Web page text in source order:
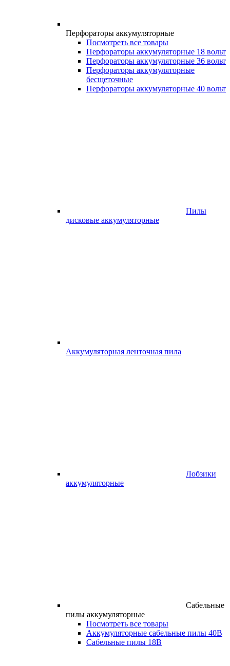
Перфораторы аккумуляторные
Посмотреть все товары
Перфораторы аккумуляторные 18 вольт
Перфораторы аккумуляторные 36 вольт
Перфораторы аккумуляторные
бесщеточные
Перфораторы аккумуляторные 40 вольт
Пилы
дисковые аккумуляторные
Аккумуляторная ленточная пила
Лобзики
аккумуляторные
Сабельные
пилы аккумуляторные
Посмотреть все товары
Аккумуляторные сабельные пилы 40В
Сабельные пилы 18В